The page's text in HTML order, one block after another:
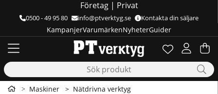
Företag| Privat
0500 - 49 95 80 info@ptverktyg.se Kontakta din säljare
Önskelista
Antal i
. .
KampanjerVarumärkenNyheterGuider
Maskiner Nätdrivna verktyg